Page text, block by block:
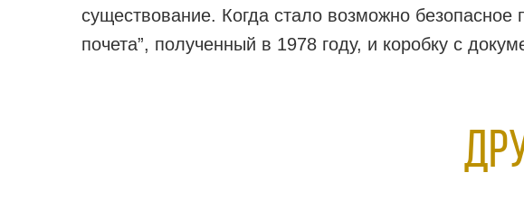
существование. Когда стало возможно
почета”, полученный в 1978 году, и коробку с